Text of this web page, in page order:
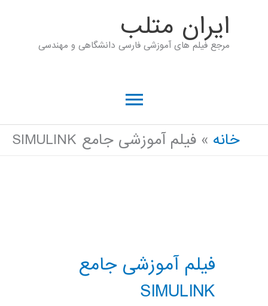
ايران متلب
مرجع فیلم های آموزشی فارسی دانشگاهی و مهندسی
فهرست
اصلی
خانه فیلم آموزشی جامع SIMULINK
فیلم آموزشی جامع
SIMULINK